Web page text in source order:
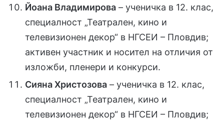
Йоана Владимирова – ученичка в 12. клас,
специалност „Театрален, кино и
телевизионен декор“ в НГСЕИ – Пловдив;
активен участник и носител на отличия от
изложби, пленери и конкурси.
Сияна Христозова – ученичка в 12. клас,
специалност „Театрален, кино и
телевизионен декор“ в НГСЕИ – Пловдив;